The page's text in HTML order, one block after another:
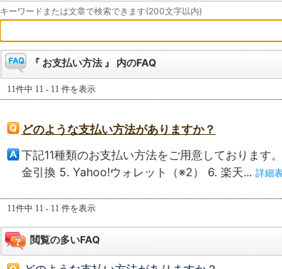
キーワードまたは文章で検索できます(200文字以内)
『 お支払い方法 』 内のFAQ
11件中 11 - 11 件を表示
どのような支払い方法がありますか？
下記11種類のお支払い方法をご用意しております
金引換 5. Yahoo!ウォレット（※2） 6. 楽天... 詳細
11件中 11 - 11 件を表示
閲覧の多いFAQ